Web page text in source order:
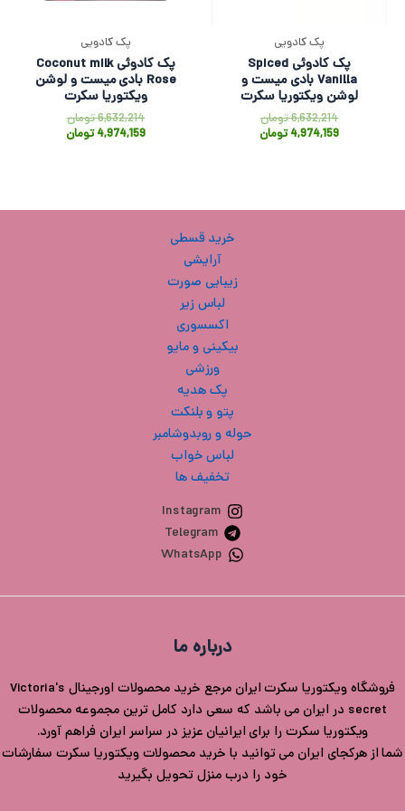
پک کادویی
پک کادوئی Spiced
Vanilla بادی میست و
لوشن ویکتوریا سکرت
6,632,214تومان
4,974,159تومان
پک کادویی
پک کادوئی Coconut milk
Rose بادی میست و لوشن
ویکتوریا سکرت
6,632,214تومان
4,974,159تومان
خرید قسطی
آرایشی
زیبایی صورت
لباس زیر
اکسسوری
بیکینی و مایو
ورزشی
پک هدیه
پتو و بلنکت
حوله و روبدوشامبر
لباس خواب
تخفیف ها
Instagram
Telegram
WhatsApp
درباره ما
فروشگاه ویکتوریا سکرت ایران مرجع خرید محصولات اورجینال Victoria's
secret در ایران می باشد که سعی دارد کامل ترین مجموعه محصولات
ویکتوریا سکرت را برای ایرانیان عزیز در سراسر ایران فراهم آورد.
شما از هرکجای ایران می توانید با خرید محصولات ویکتوریا سکرت سفارشات
خود را درب منزل تحویل بگیرید